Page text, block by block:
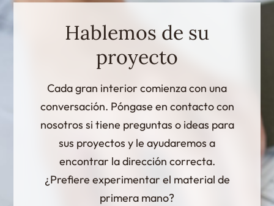
Hablemos de su
proyecto
Cada gran interior comienza con una
conversación. Póngase en contacto con
nosotros si tiene preguntas o ideas para
sus proyectos y le ayudaremos a
encontrar la dirección correcta.
¿Prefiere experimentar el material de
primera mano?